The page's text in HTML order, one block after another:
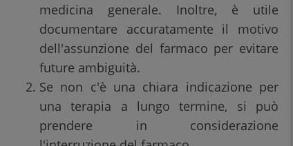
medicina generale. Inoltre, è utile
documentare accuratamente il motivo
dell'assunzione del farmaco per evitare
future ambiguità.
Se non c'è una chiara indicazione per
una terapia a lungo termine, si può
prendere in considerazione